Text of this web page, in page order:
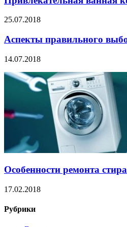
25.07.2018
Аспекты правильного
14.07.2018
Особенности ремонта
17.02.2018
Рубрики